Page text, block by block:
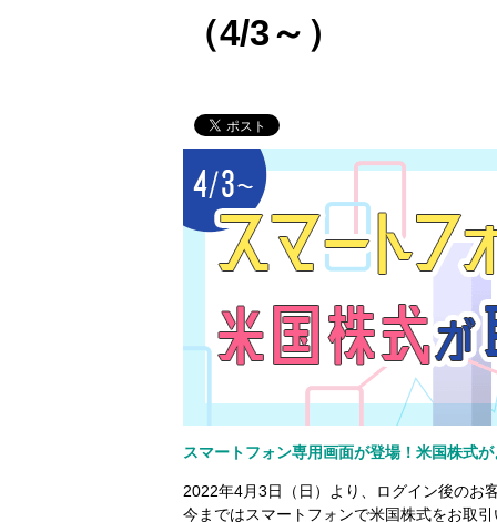
（4/3～）
スマートフォン専用画面が登場！米国株式
2022年4月3日（日）より、ログイン後のお
今まではスマートフォンで米国株式をお取